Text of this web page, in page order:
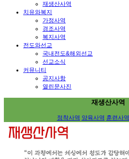
재생산사역
치유와복지
가정사역
경조사역
복지사역
전도와선교
국내전도&해외선교
선교소식
커뮤니티
공지사항
열린문사진
재생산사역
정착사역 양육사역 훈련사역